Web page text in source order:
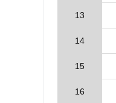
13
14
15
16